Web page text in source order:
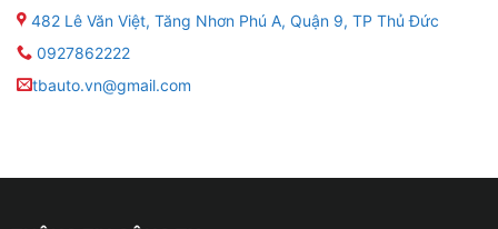
● Bộ nhớ RAM 8GB – ROM 128GB
● CPU: IC 7862 / ARM Cortex-A75 2.0 GHz / ARM
Cortex-A55 12.0 GHz
● Tích hợp bản đồ chỉ đường: Navitel, Vietmap S2,
482 Lê Văn Việt, Tăng Nhơn Phú A, Quận 9, TP Thủ Đức
0927862222
tbauto.vn@gmail.com